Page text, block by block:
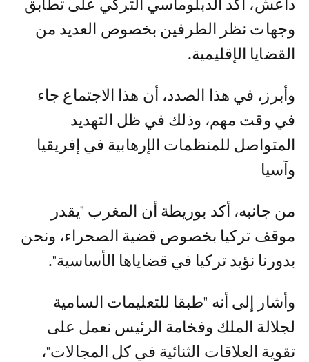
داعش، أكد الدبلوماسي التركي على تطابق
وجهات نظر الطرفين بخصوص العديد من
القضايا الإقليمية.
وأبرز، في هذا الصدد، أن هذا الاجتماع جاء
في وقت مهم، وذلك في ظل التهديد
المتواصل للمنظمات الإرهابية في إفريقيا
وآسيا
من جانبه، أكد بوريطة أن المغرب "يقدر
موقف تركيا بخصوص قضية الصحراء، ونحن
بدورنا نؤيد تركيا في قضاياها الأساسية".
وأشار إلى أنه "طبقا للتعليمات السامية
لجلالة الملك وفخامة الرئيس نعمل على
تقوية العلاقات الثنائية في كل المجالات"،